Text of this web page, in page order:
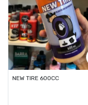
NEW TIRE 600CC